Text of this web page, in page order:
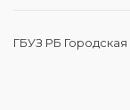
ГБУЗ РБ